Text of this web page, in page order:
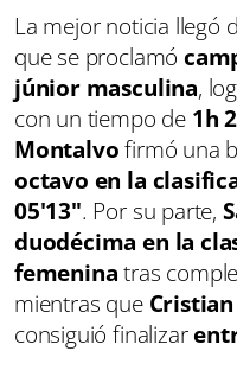
La mejor noticia llegó
que se proclamó
júnior masculina,
con un tiempo de 1h
Montalvofirmó una
octavo en la
05'13". Por su parte,
duodécima en la
femeninatras
mientras que
consiguió finalizar